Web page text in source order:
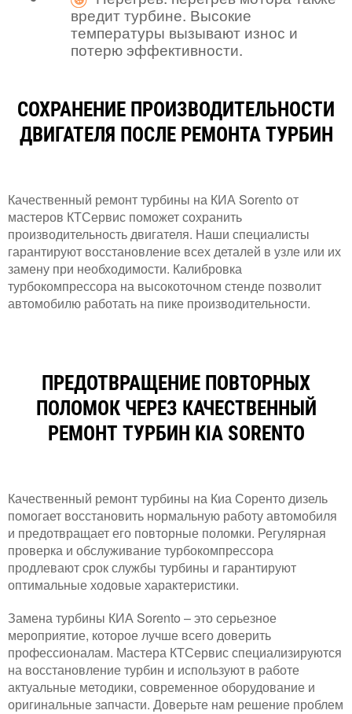
вредит турбине. Высокие
температуры вызывают износ и
потерю эффективности.
СОХРАНЕНИЕ ПРОИЗВОДИТЕЛЬНОСТИ
ДВИГАТЕЛЯ ПОСЛЕ РЕМОНТА ТУРБИН
Качественный ремонт турбины на КИА Sorento от
мастеров КТСервис поможет сохранить
производительность двигателя. Наши специалисты
гарантируют восстановление всех деталей в узле или их
замену при необходимости. Калибровка
турбокомпрессора на высокоточном стенде позволит
автомобилю работать на пике производительности.
ПРЕДОТВРАЩЕНИЕ ПОВТОРНЫХ
ПОЛОМОК ЧЕРЕЗ КАЧЕСТВЕННЫЙ
РЕМОНТ ТУРБИН KIA SORENTO
Качественный ремонт турбины на Киа Соренто дизель
помогает восстановить нормальную работу автомобиля
и предотвращает его повторные поломки. Регулярная
проверка и обслуживание турбокомпрессора
продлевают срок службы турбины и гарантируют
оптимальные ходовые характеристики.
Замена турбины КИА Sorento – это серьезное
мероприятие, которое лучше всего доверить
профессионалам. Мастера КТСервис специализируются
на восстановление турбин и используют в работе
актуальные методики, современное оборудование и
оригинальные запчасти. Доверьте нам решение проблем